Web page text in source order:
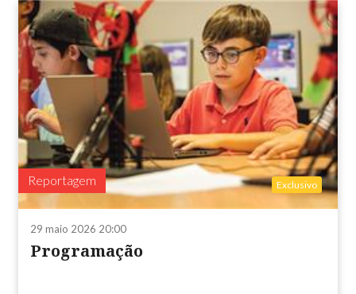
Reportagem Exclusivo
29 maio 2026 20:00
Programação